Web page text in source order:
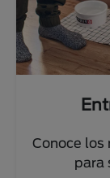
Conoce los
para